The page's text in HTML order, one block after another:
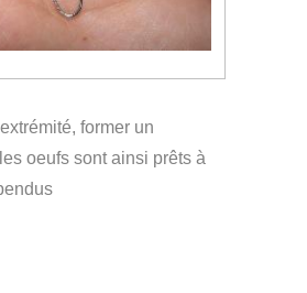
former un
oeufs sont ainsi prêts à